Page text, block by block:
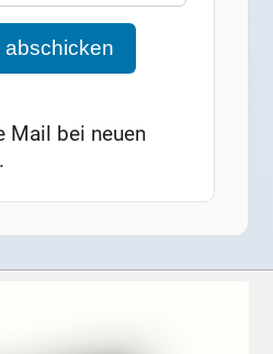
Mail bei neuen